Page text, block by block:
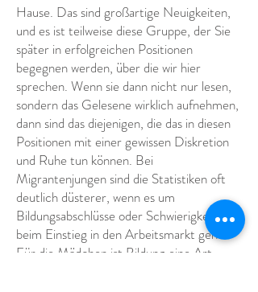
Hause. Das sind großartige Neuigkeiten,
und es ist teilweise diese Gruppe, der Sie
später in erfolgreichen Positionen
begegnen werden, über die wir hier
sprechen. Wenn sie dann nicht nur lesen,
sondern das Gelesene wirklich aufnehmen,
dann sind das diejenigen, die das in diesen
Positionen mit einer gewissen Diskretion
und Ruhe tun können. Bei
Migrantenjungen sind die Statistiken oft
deutlich düsterer, wenn es um
Bildungsabschlüsse oder Schwierigkeiten
beim Einstieg in den Arbeitsmarkt geht.
Für die Mädchen ist Bildung eine Art